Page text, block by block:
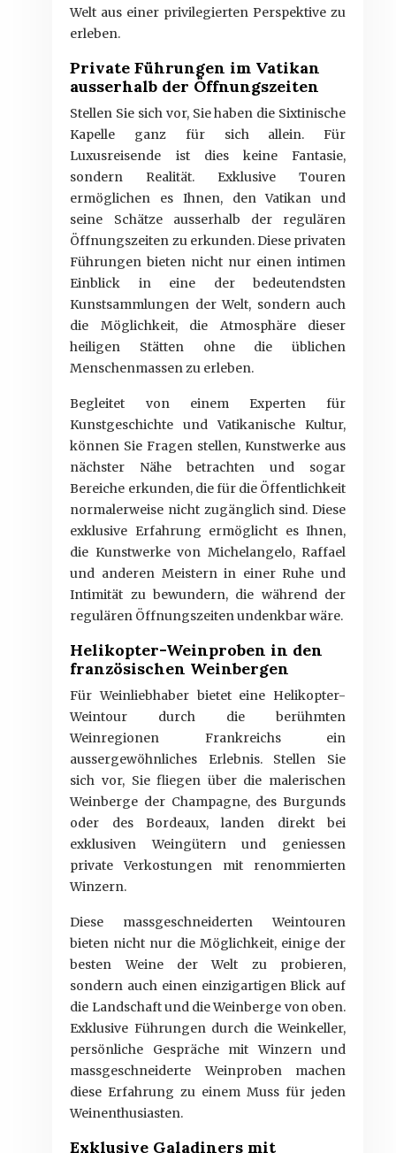
Welt aus einer privilegierten Perspektive zu
erleben.
Private Führungen im Vatikan
ausserhalb der Öffnungszeiten
Stellen Sie sich vor, Sie haben die Sixtinische
Kapelle ganz für sich allein. Für
Luxusreisende ist dies keine Fantasie,
sondern Realität. Exklusive Touren
ermöglichen es Ihnen, den Vatikan und
seine Schätze ausserhalb der regulären
Öffnungszeiten zu erkunden. Diese privaten
Führungen bieten nicht nur einen intimen
Einblick in eine der bedeutendsten
Kunstsammlungen der Welt, sondern auch
die Möglichkeit, die Atmosphäre dieser
heiligen Stätten ohne die üblichen
Menschenmassen zu erleben.
Begleitet von einem Experten für
Kunstgeschichte und Vatikanische Kultur,
können Sie Fragen stellen, Kunstwerke aus
nächster Nähe betrachten und sogar
Bereiche erkunden, die für die Öffentlichkeit
normalerweise nicht zugänglich sind. Diese
exklusive Erfahrung ermöglicht es Ihnen,
die Kunstwerke von Michelangelo, Raffael
und anderen Meistern in einer Ruhe und
Intimität zu bewundern, die während der
regulären Öffnungszeiten undenkbar wäre.
Helikopter-Weinproben in den
französischen Weinbergen
Für Weinliebhaber bietet eine Helikopter-
Weintour durch die berühmten
Weinregionen Frankreichs ein
aussergewöhnliches Erlebnis. Stellen Sie
sich vor, Sie fliegen über die malerischen
Weinberge der Champagne, des Burgunds
oder des Bordeaux, landen direkt bei
exklusiven Weingütern und geniessen
private Verkostungen mit renommierten
Winzern.
Diese massgeschneiderten Weintouren
bieten nicht nur die Möglichkeit, einige der
besten Weine der Welt zu probieren,
sondern auch einen einzigartigen Blick auf
die Landschaft und die Weinberge von oben.
Exklusive Führungen durch die Weinkeller,
persönliche Gespräche mit Winzern und
massgeschneiderte Weinproben machen
diese Erfahrung zu einem Muss für jeden
Weinenthusiasten.
Exklusive Galadiners mit